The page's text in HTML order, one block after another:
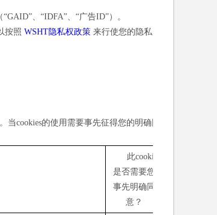
、“IDFA”、“广告ID”）。
按照 WSHT隐私权政策 来行使您的隐私
cookies的使用需要事先征得您的明确同
此cookie
是否需要您
事先明确同
意？